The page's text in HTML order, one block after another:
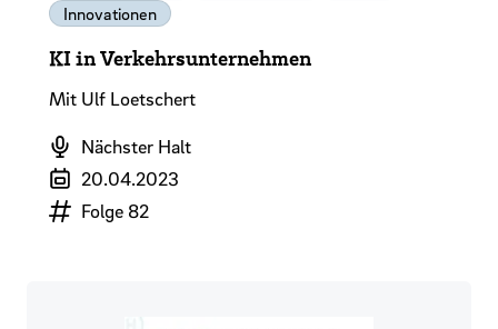
Innovationen
KI in Verkehrsunternehmen
Mit Ulf Loetschert
PodcastNächster Halt
Veröffentlichungsdatum
20.04.2023
Episodennummer
Folge 82